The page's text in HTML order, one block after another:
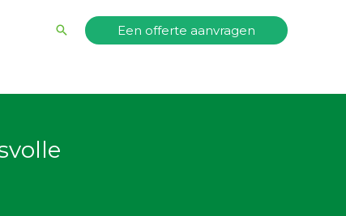
Zoeken Een offerte aanvragen